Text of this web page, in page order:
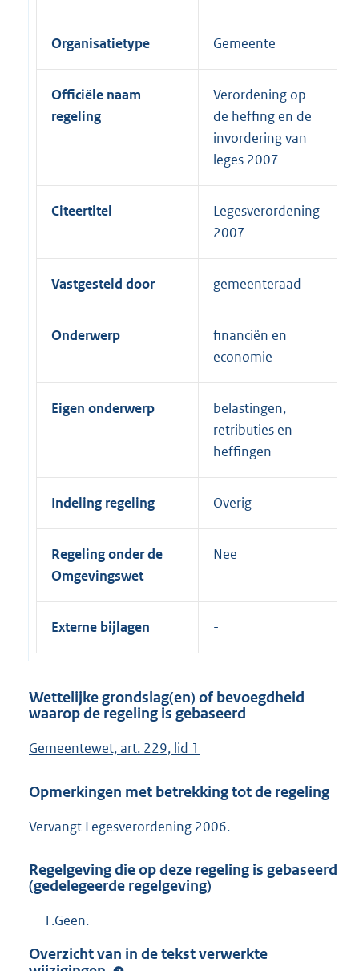
Organisatietype Gemeente
Officiële naam
regeling
Verordening op
de heffing en de
invordering van
leges 2007
Citeertitel
Legesverordening
2007
Vastgesteld door gemeenteraad
Onderwerp
financiën en
economie
Eigen onderwerp
belastingen,
retributies en
heffingen
Indeling regeling Overig
Regeling onder de
Omgevingswet
Nee
Externe bijlagen
Wettelijke grondslag(en) of bevoegdheid
waarop de regeling is gebaseerd
Gemeentewet, art. 229, lid 1
Opmerkingen met betrekking tot de regeling
Vervangt Legesverordening 2006.
Regelgeving die op deze regeling is gebaseerd
(gedelegeerde regelgeving)
1.Geen.
Overzicht van in de tekst verwerkte